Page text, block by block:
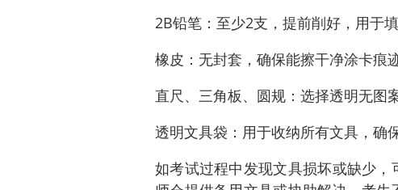
2B铅笔：至少2支，提前削好，用于填
橡皮：无封套，确保能擦干净涂卡痕迹
直尺、三角板、圆规：选择透明无图
透明文具袋：用于收纳所有文具，确
如考试过程中发现文具损坏或缺少